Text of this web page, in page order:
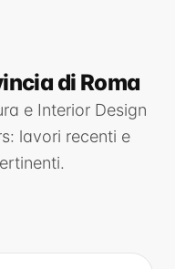
di Roma
e Interior Design
: lavori recenti e